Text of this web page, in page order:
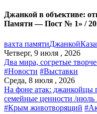
Джанкой в объективе:
Памяти — Пост № 1» /
вахта памятиДжанкой
Четверг, 9 июля , 2026
Два мира, согретые
#Новости #Выставки
Среда, 8 июля , 2026
На фоне атак: джанкойцы
семейные ценности /июль
#Крым животворящий